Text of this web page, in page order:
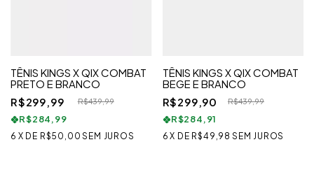
TÊNIS KINGS X QIX COMBAT
PRETO E BRANCO
R$299,99
R$439,99
R$284,99
6 X DE R$50,00 SEM JUROS
TÊNIS KINGS X QIX COMBAT
BEGE E BRANCO
R$299,90
R$439,99
R$284,91
6 X DE R$49,98 SEM JUROS